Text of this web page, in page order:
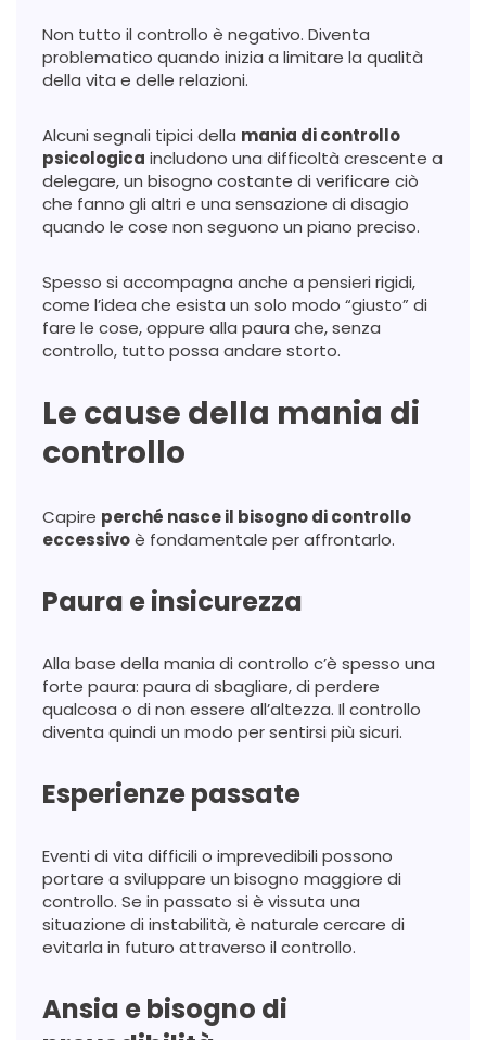
Non tutto il controllo è negativo. Diventa
problematico quando inizia a limitare la qualità
della vita e delle relazioni.
Alcuni segnali tipici della mania di controllo
psicologica includono una difficoltà crescente a
delegare, un bisogno costante di verificare ciò
che fanno gli altri e una sensazione di disagio
quando le cose non seguono un piano preciso.
Spesso si accompagna anche a pensieri rigidi,
come l’idea che esista un solo modo “giusto” di
fare le cose, oppure alla paura che, senza
controllo, tutto possa andare storto.
Le cause della mania di
controllo
Capire perché nasce il bisogno di controllo
eccessivoè fondamentale per affrontarlo.
Paura e insicurezza
Alla base della mania di controllo c’è spesso una
forte paura: paura di sbagliare, di perdere
qualcosa o di non essere all’altezza. Il controllo
diventa quindi un modo per sentirsi più sicuri.
Esperienze passate
Eventi di vita difficili o imprevedibili possono
portare a sviluppare un bisogno maggiore di
controllo. Se in passato si è vissuta una
situazione di instabilità, è naturale cercare di
evitarla in futuro attraverso il controllo.
Ansia e bisogno di